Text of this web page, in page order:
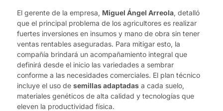
El gerente de la empresa, Miguel Ángel Arreola, detalló
que el principal problema de los agricultores es realizar
fuertes inversiones en insumos y mano de obra sin tener
ventas rentables aseguradas. Para mitigar esto, la
compañía brindará un acompañamiento integral que
definirá desde el inicio las variedades a sembrar
conforme a las necesidades comerciales. El plan técnico
incluye el uso de semillas adaptadas a cada suelo,
materiales genéticos de alta calidad y tecnologías que
eleven la productividad física.